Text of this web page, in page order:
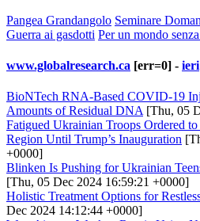
Pangea Grandangolo Seminare
Guerra ai gasdotti Per un mondo
www.globalresearch.ca [err=0] - ieri
BioNTech RNA-Based COVID-19
Amounts of Residual DNA [Thu, 05
Fatigued Ukrainian Troops Ordered
Region Until Trump’s Inauguration
+0000]
Blinken Is Pushing for Ukrainian
[Thu, 05 Dec 2024 16:59:21 +0000]
Holistic Treatment Options for
Dec 2024 14:12:44 +0000]